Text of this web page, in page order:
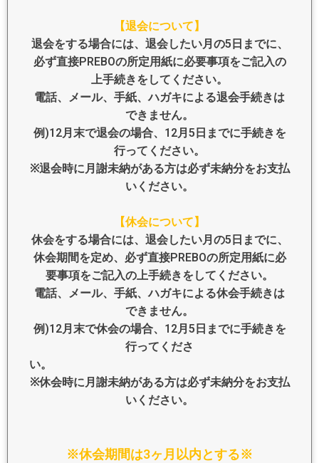
【退会について】
退会をする場合には、退会したい月の5日までに、
必ず直接PREBOの所定用紙に必要事項をご記入の
上手続きをしてください。
電話、メール、手紙、ハガキによる退会手続きは
できません。
例)12月末で退会の場合、12月5日までに手続きを
行ってください。
※退会時に月謝未納がある方は必ず未納分をお支払
いください。
【休会について】
休会をする場合には、退会したい月の5日までに、
休会期間を定め、必ず直接PREBOの所定用紙に必
要事項をご記入の上手続きをしてください。
電話、メール、手紙、ハガキによる休会手続きは
できません。
例)12月末で休会の場合、12月5日までに手続きを
行ってくださ
※休会時に月謝未納がある方は必ず未納分をお支払
いください。
※休会期間は3ヶ月以内とする※